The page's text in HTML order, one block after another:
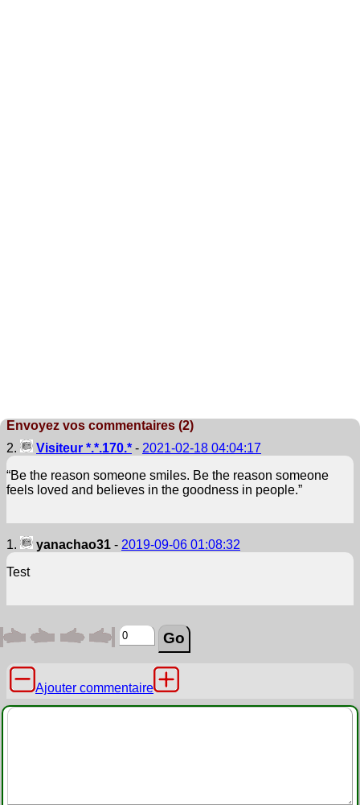
Envoyez vos commentaires (2)
2.
Visiteur *.*.170.* - 2021-02-18 04:04:17
“Be the reason someone smiles. Be the reason someone
feels loved and believes in the goodness in people.”
1. yanachao31 - 2019-09-06 01:08:32
Test
Ajouter commentaire